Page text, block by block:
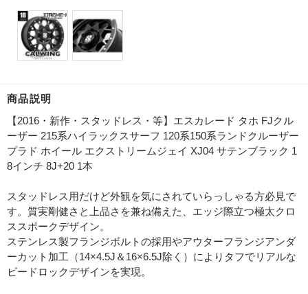
商品説明
【2016・新作・スタッドレス・等】エスカレード タホ FJクル
ーザー 215系ハイラックスサーフ 120系150系ランドクルーザー
プラド ホイール エクストリームジェイ XJ04 サテンブラック 1
8インチ 8J+20 1本
スタッドレス用だけど外観を気にされていらっしゃる方必見で
す。質実剛健さと上品さを兼ね備えた、エッジ際立つ極太クロ
ススポークデザイン。
ステンレス製フランジボルトの採用やアウターフランジアンダ
ーカット加工（14×4.5J＆16×6.5J除く）によりタフでリアルな
ビードロックデザインを実現。